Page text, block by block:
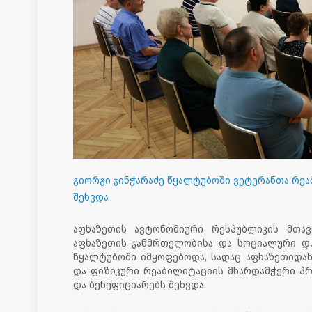
გიორგი ჯინჭარაძე წყალტუბოში ვეტერანთა
შეხვდა
აფხაზეთის ავტონომიური რესპუბლიკის
აფხაზეთის ჯანმრთელობისა და სოციალური
წყალტუბოში იმყოფებოდა, სადაც
და ფიზიკური რეაბილიტაციის მხარდამჭერი
და ბენეფიციარებს შეხვდა.